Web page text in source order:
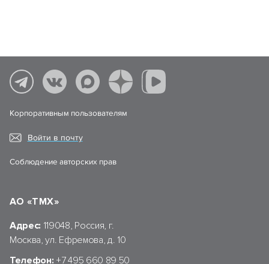
Корпоративным пользователям
Войти в почту
Соблюдение авторских прав
АО «ТМХ»
Адрес: 119048, Россия, г.
Москва, ул. Ефремова, д. 10
Телефон: +7 495 660 89 50